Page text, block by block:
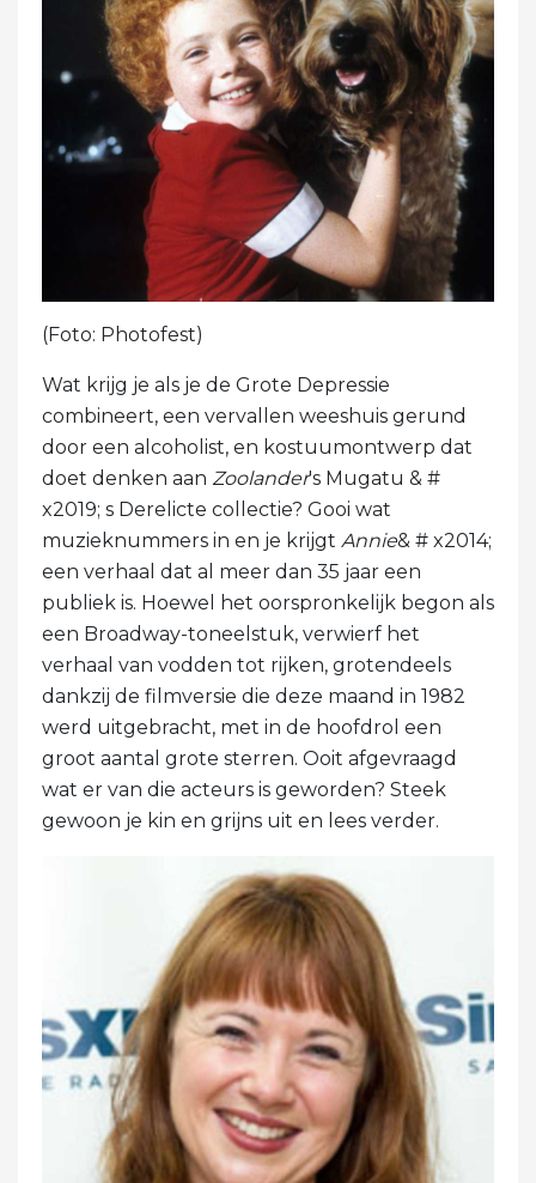
(Foto: Photofest)
Wat krijg je als je de Grote Depressie
combineert, een vervallen weeshuis gerund
door een alcoholist, en kostuumontwerp dat
doet denken aan Zoolander's Mugatu & #
x2019; s Derelicte collectie? Gooi wat
muzieknummers in en je krijgt Annie& # x2014;
een verhaal dat al meer dan 35 jaar een
publiek is. Hoewel het oorspronkelijk begon als
een Broadway-toneelstuk, verwierf het
verhaal van vodden tot rijken, grotendeels
dankzij de filmversie die deze maand in 1982
werd uitgebracht, met in de hoofdrol een
groot aantal grote sterren. Ooit afgevraagd
wat er van die acteurs is geworden? Steek
gewoon je kin en grijns uit en lees verder.